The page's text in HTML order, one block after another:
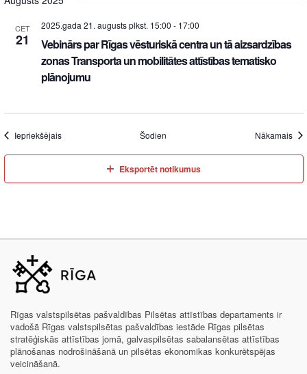
CET
21
2025.gada 21. augusts plkst. 15:00 - 17:00
Vebinārs par Rīgas vēsturiskā centra un tā aizsardzības
zonas Transporta un mobilitātes attīstības tematisko
plānojumu
Iepriekšējais Šodien Nākamais
Eksportēt notikumus
Rīgas valstspilsētas pašvaldības Pilsētas attīstības departaments ir
vadošā Rīgas valstspilsētas pašvaldības iestāde Rīgas pilsētas
stratēģiskās attīstības jomā, galvaspilsētas sabalansētas attīstības
plānošanas nodrošināšanā un pilsētas ekonomikas konkurētspējas
veicināšanā.